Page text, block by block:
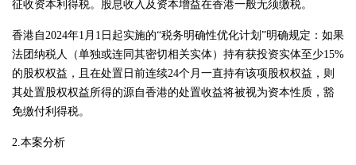
征收资本利得税。股息收入及资本增益在香港一般无须缴税。
香港自2024年1月1日起实施的“税务明确性优化计划”明确规定：如果
法团纳税人（单独或连同其密切相关实体）持有获投资实体至少15%
的股权权益，且在处置日前连续24个月一直持有该项股权权益，则
其处置股权权益所得的源自香港的处置收益将被视为资本性质，豁
免缴付利得税。
2.本案分析